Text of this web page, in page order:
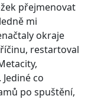
přejmenovat
mi
okraje
restartoval
co
po spuštění,